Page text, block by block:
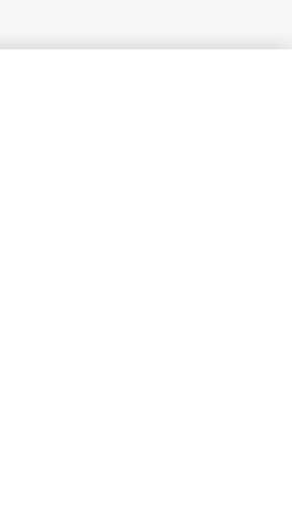
om de seneste tilbud, særlige
og meget mere.